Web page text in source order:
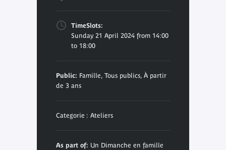
TimeSlots:
Sunday 21 April 2024 from 14:00
to 18:00
Public: Famille, Tous publics, À partir
de 3 ans
Categorie : Ateliers
As part of: Un Dimanche en famille